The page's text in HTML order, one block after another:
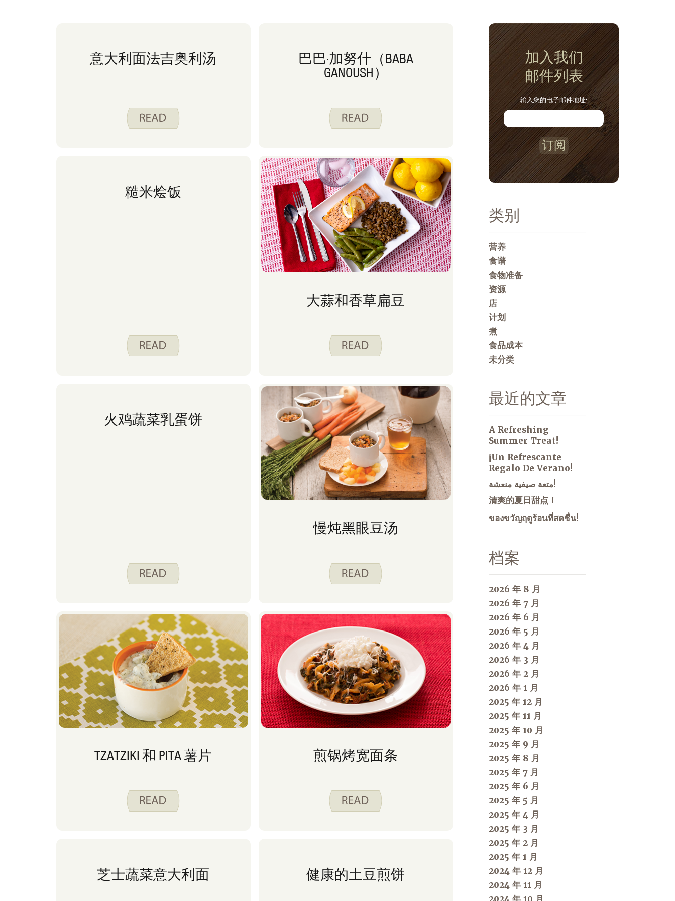
意大利面法吉奥利汤
巴巴·加努什（BABA
GANOUSH）
糙米烩饭
大蒜和香草扁豆
火鸡蔬菜乳蛋饼
慢炖黑眼豆汤
TZATZIKI 和 PITA 薯片 煎锅烤宽面条
芝士蔬菜意大利面 健康的土豆煎饼
加入我们
邮件列表
输入您的电子邮件地址:
订阅
类别
营养
食谱
食物准备
资源
店
计划
煮
食品成本
未分类
最近的文章
A Refreshing
Summer Treat!
¡Un Refrescante
Regalo De Verano!
متعة صيفية منعشة!
清爽的夏日甜点！
ของขวัญฤดูร้อนที่สดชื่น!
档案
2026 年 8 月
2026 年 7 月
2026 年 6 月
2026 年 5 月
2026 年 4 月
2026 年 3 月
2026 年 2 月
2026 年 1 月
2025 年 12 月
2025 年 11 月
2025 年 10 月
2025 年 9 月
2025 年 8 月
2025 年 7 月
2025 年 6 月
2025 年 5 月
2025 年 4 月
2025 年 3 月
2025 年 2 月
2025 年 1 月
2024 年 12 月
2024 年 11 月
2024 年 10 月